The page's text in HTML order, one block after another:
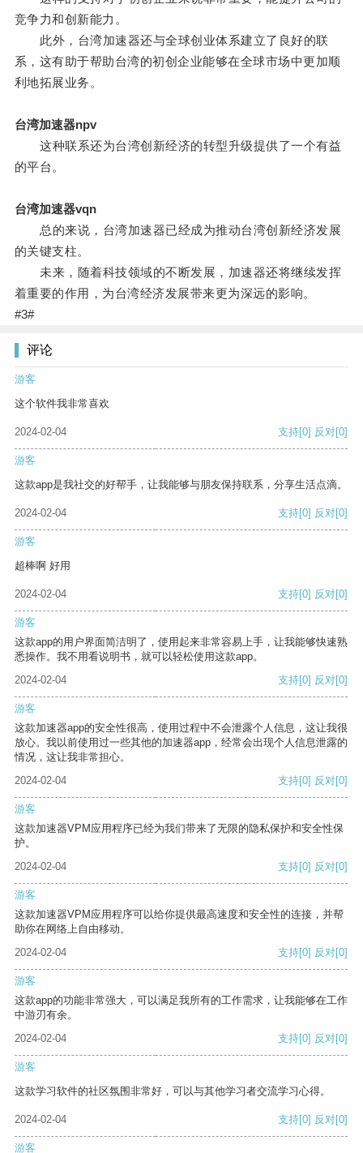
竞争力和创新能力。
此外，台湾加速器还与全球创业体系建立了良好的联
系，这有助于帮助台湾的初创企业能够在全球市场中更加顺
利地拓展业务。
台湾加速器npv
这种联系还为台湾创新经济的转型升级提供了一个有益
的平台。
台湾加速器vqn
总的来说，台湾加速器已经成为推动台湾创新经济发展
的关键支柱。
未来，随着科技领域的不断发展，加速器还将继续发挥
着重要的作用，为台湾经济发展带来更为深远的影响。
#3#
评论
游客
这个软件我非常喜欢
2024-02-04 支持[0] 反对[0]
游客
这款app是我社交的好帮手，让我能够与朋友保持联系，分享生活点滴。
2024-02-04 支持[0] 反对[0]
游客
超棒啊 好用
2024-02-04 支持[0] 反对[0]
游客
这款app的用户界面简洁明了，使用起来非常容易上手，让我能够快速熟
悉操作。我不用看说明书，就可以轻松使用这款app。
2024-02-04
支持[0] 反对[0]
游客
这款加速器app的安全性很高，使用过程中不会泄露个人信息，这让我很
放心。我以前使用过一些其他的加速器app，经常会出现个人信息泄露的
情况，这让我非常担心。
2024-02-04
支持[0] 反对[0]
游客
这款加速器VPM应用程序已经为我们带来了无限的隐私保护和安全性保
护。
2024-02-04
支持[0] 反对[0]
游客
这款加速器VPM应用程序可以给你提供最高速度和安全性的连接，并帮
助你在网络上自由移动。
2024-02-04
支持[0] 反对[0]
游客
这款app的功能非常强大，可以满足我所有的工作需求，让我能够在工作
中游刃有余。
2024-02-04
支持[0] 反对[0]
游客
这款学习软件的社区氛围非常好，可以与其他学习者交流学习心得。
2024-02-04 支持[0] 反对[0]
游客